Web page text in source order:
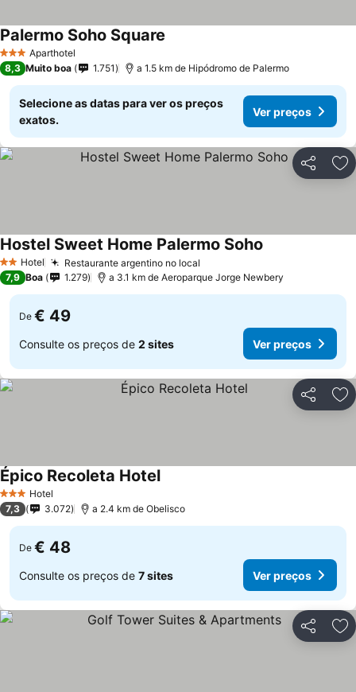
3 EstrelasAparthotel
Palermo Soho Square
8,3 Muito boa 1.751 a 1.5 km de Hipódromo de Palermo
Selecione as datas para ver os preços
exatos.
Ver preços
Partilhar
2 Estrelas
Hotel Restaurante argentino no local
Hostel Sweet Home Palermo Soho
7,9 Boa 1.279 a 3.1 km de Aeroparque Jorge Newbery
De € 49
Consulte os preços de 2 sites Ver preços
Partilhar
3 EstrelasHotel
Épico Recoleta Hotel
7,3 3.072 a 2.4 km de Obelisco
De € 48
Consulte os preços de 7 sites Ver preços
Partilhar